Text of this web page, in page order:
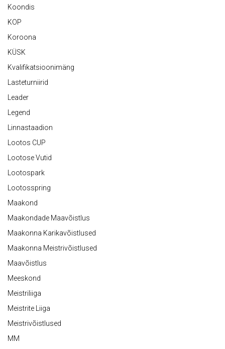
Koondis
KOP
Koroona
KÜSK
Kvalifikatsioonimäng
Lasteturniirid
Leader
Legend
Linnastaadion
Lootos CUP
Lootose Vutid
Lootospark
Lootosspring
Maakond
Maakondade Maavõistlus
Maakonna Karikavõistlused
Maakonna Meistrivõistlused
Maavõistlus
Meeskond
Meistriliiga
Meistrite Liiga
Meistrivõistlused
MM